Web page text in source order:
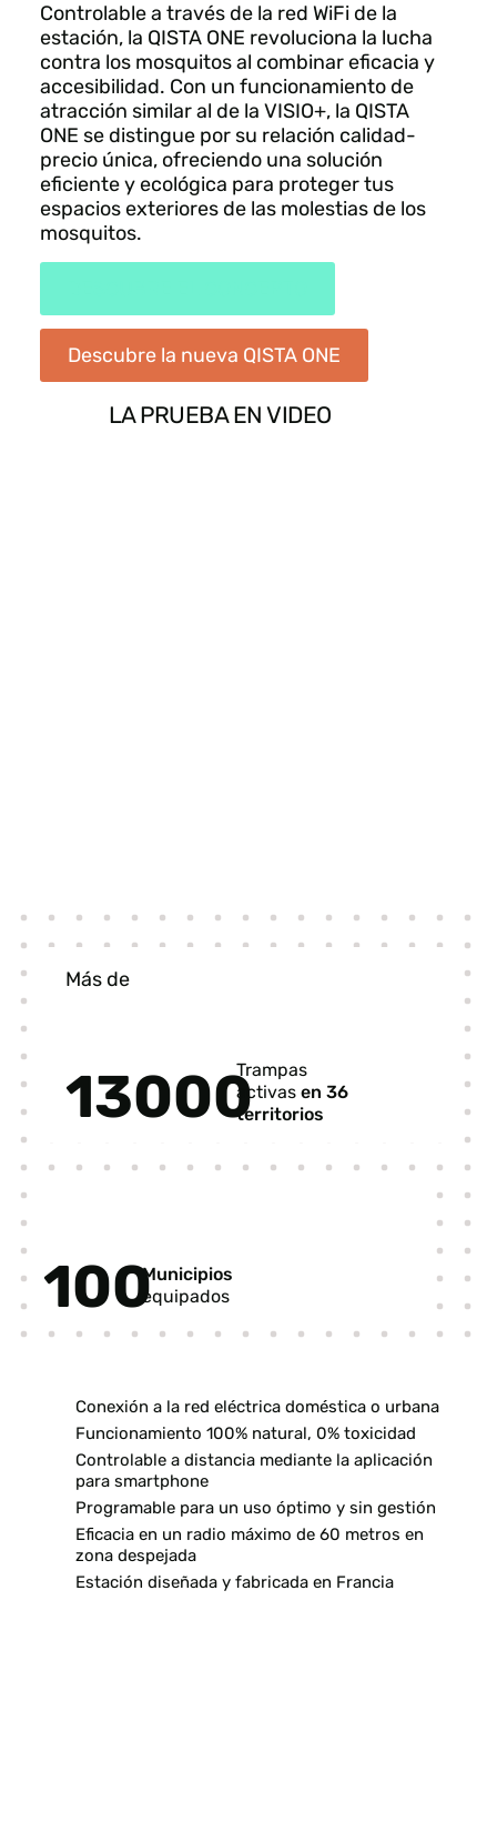
Controlable a través de la red WiFi de la
estación, la QISTA ONE revoluciona la lucha
contra los mosquitos al combinar eficacia y
accesibilidad. Con un funcionamiento de
atracción similar al de la VISIO+, la QISTA
ONE se distingue por su relación calidad-
precio única, ofreciendo una solución
eficiente y ecológica para proteger tus
espacios exteriores de las molestias de los
mosquitos.
Descubre la nueva QISTA ONE
LA PRUEBA EN VIDEO
Más de
13000Trampas
activas en 36
territorios
100Municipios
equipados
Conexión a la red eléctrica doméstica o urbana
Funcionamiento 100% natural, 0% toxicidad
Controlable a distancia mediante la aplicación
para smartphone
Programable para un uso óptimo y sin gestión
Eficacia en un radio máximo de 60 metros en
zona despejada
Estación diseñada y fabricada en Francia